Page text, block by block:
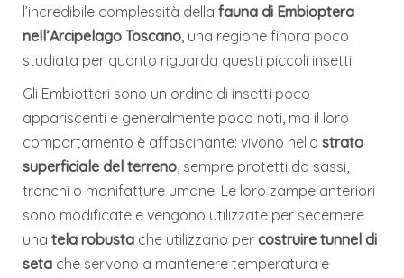
l’incredibile complessità dellafauna di Embioptera
nell’Arcipelago Toscano, una regione finora poco
studiata per quanto riguarda questi piccoli insetti.
Gli Embiotteri sono un ordine di insetti poco
appariscenti e generalmente poco noti, ma il loro
comportamento è affascinante: vivono nellostrato
superficiale del terreno, sempre protetti da sassi,
tronchi o manifatture umane. Le loro zampe anteriori
sono modificate e vengono utilizzate per secernere
unatela robusta che utilizzano percostruire tunnel di
seta che servono a mantenere temperatura e